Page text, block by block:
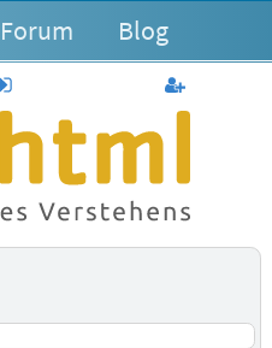
Forum Blog
anmelden